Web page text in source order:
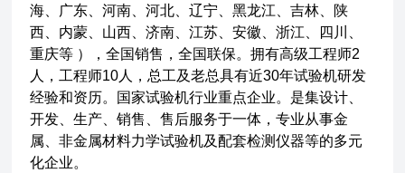
海、广东、河南、河北、辽宁、黑龙江、吉林、陕
西、内蒙、山西、济南、江苏、安徽、浙江、四川、
重庆等 ），全国销售，全国联保。拥有高级工程师2
人，工程师10人，总工及老总具有近30年试验机研发
经验和资历。国家试验机行业重点企业。是集设计、
开发、生产、销售、售后服务于一体，专业从事金
属、非金属材料力学试验机及配套检测仪器等的多元
化企业。